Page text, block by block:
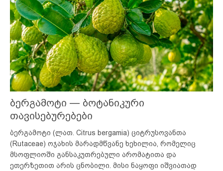
ბერგამოტი — ბოტანიკური
თავისებურებები
ბერგამოტი (ლათ. Citrus bergamia) ციტრუსოვანთა
(Rutaceae) ოჯახის მარადმწვანე ხეხილია, რომელიც
მსოფლიოში განსაკუთრებული არომატითა და
ეთერზეთით არის ცნობილი. მისი ნაყოფი იშვიათად